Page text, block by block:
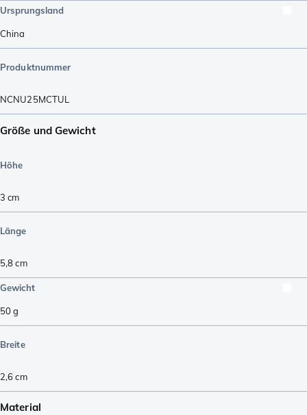
Ursprungsland
China
Produktnummer
NCNU25MCTUL
Größe und Gewicht
Höhe
3 cm
Länge
5,8cm
Gewicht
50g
Breite
2,6cm
Material